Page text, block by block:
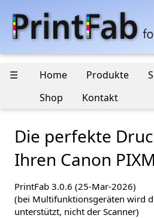
☰ Home Produkte
Shop
Kontakt
Die perfekte
Ihren Canon
PrintFab 3.0.6 (25-Mar-2026)
(bei Multifunktionsgeräten wird
unterstützt, nicht der Scanner)